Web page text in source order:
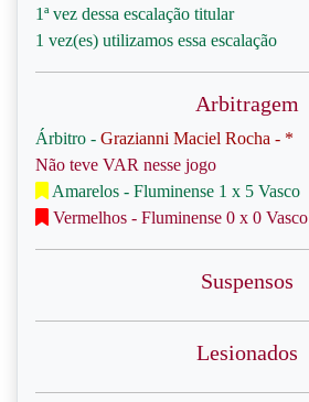
1ª vez dessa escalação titular
1 vez(es) utilizamos essa escalação
Arbitragem
Árbitro - Grazianni Maciel Rocha - *
Não teve VAR nesse jogo
Amarelos - Fluminense 1 x 5 Vasco
Vermelhos - Fluminense 0 x 0 Vasco
Suspensos
Lesionados